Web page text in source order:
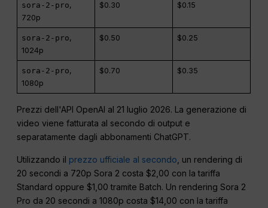
sora-2-pro,
720p
$0.30 $0.15
sora-2-pro,
1024p
$0.50 $0.25
sora-2-pro,
1080p
$0.70 $0.35
Prezzi dell'API OpenAI al 21 luglio 2026. La generazione di
video viene fatturata al secondo di output e
separatamente dagli abbonamenti ChatGPT.
Utilizzando il prezzo ufficiale al secondo , un rendering di
20 secondi a 720p Sora 2 costa $2,00 con la tariffa
Standard oppure $1,00 tramite Batch. Un rendering Sora 2
Pro da 20 secondi a 1080p costa $14,00 con la tariffa